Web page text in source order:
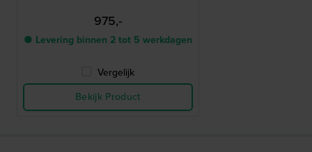
975,-
● Levering binnen 2 tot 5 werkdagen
Vergelijk
Bekijk Product